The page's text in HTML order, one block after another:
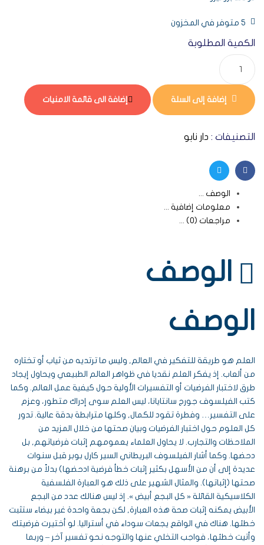
5 متوفر في المخزون
الكمية المطلوبة
إضافة إلى السلة إضافة الى قائمة الامنيات
التصنيفات : دار نابو
Facebook
Twitter
الوصف
معلومات إضافية
مراجعات (0)
الوصف
الوصف
العلم هو طريقة للتفكير في العالم, وليس ما ترتديه من ثياب أو تختاره
من ألعاب. إذ يفكر العلم نقديا في ظواهر العالم الطبيعي ويحاول إيجاد
طرق لاختبار الفرضيات أو التفسيرات الأولية حول كيفية عمل العالم. وكما
كتب الفيلسوف جورج سانتايانا، ليس العلم سوى إدراك متطور، وعزم
على التفسير… وفطرة تقود للكمال, وكلها مترابطة بدقة عالية. تدور
كل العلوم حول اختبار الفرضيات وبيان صحتها من خلال المزيد من
الملاحظات والتجارب. لا يحاول العلماء يعمومهم إثبات فرضياتهم, بل
دحضها. وكما أشار الفيلسوف البريطاني السير كارل بوبر قبل سنوات
عديدة إلى أن من الأسهل بكثير إثبات خطأ فرضية ادحضها) بدلاً من برهنة
صحتها (إثباتها). والمثال الشهير على ذلك هو العبارة الفلسفية
الكلاسيكية القائلة « كل البجع أبيض ». إذ ليس هنالك عدد من البجع
الأبيض يمكنه إثبات صحة هذه العبارة, لكن بجعة واحدة غير بيضاء ستثبت
خطئها. هناك في الواقع يجعات سوداء في أستراليا. لو أختيرت فرضيتك
وأتيت خطئها، فواجب التخلي عنها والتوجه نحو تفسير آخر – وربما